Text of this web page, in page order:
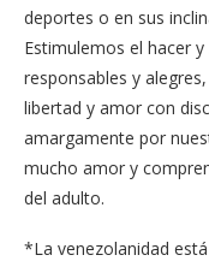
deportes o en sus
Estimulemos el hacer
responsables y
libertad y amor con
amargamente por
mucho amor y
del adulto.
*La venezolanidad